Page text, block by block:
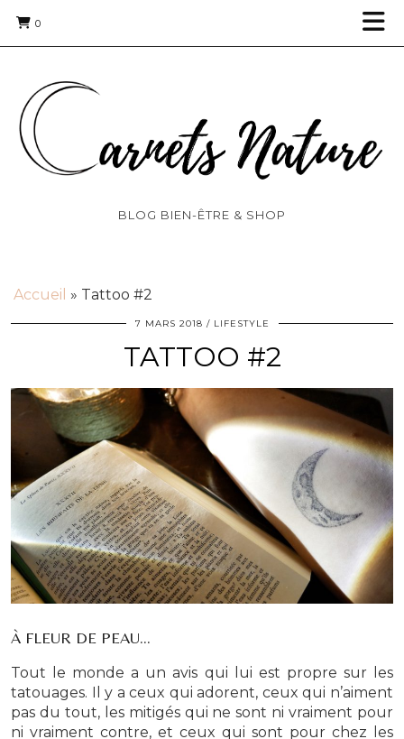
0
BLOG BIEN-ÊTRE & SHOP
Accueil » Tattoo #2
7 MARS 2018 LIFESTYLE
TATTOO #2
À FLEUR DE PEAU…
Tout le monde a un avis qui lui est propre sur les
tatouages. Il y a ceux qui adorent, ceux qui n’aiment
pas du tout, les mitigés qui ne sont ni vraiment pour
ni vraiment contre, et ceux qui sont pour chez les